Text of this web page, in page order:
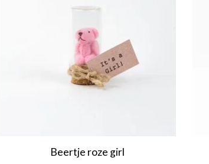
Beertje roze girl